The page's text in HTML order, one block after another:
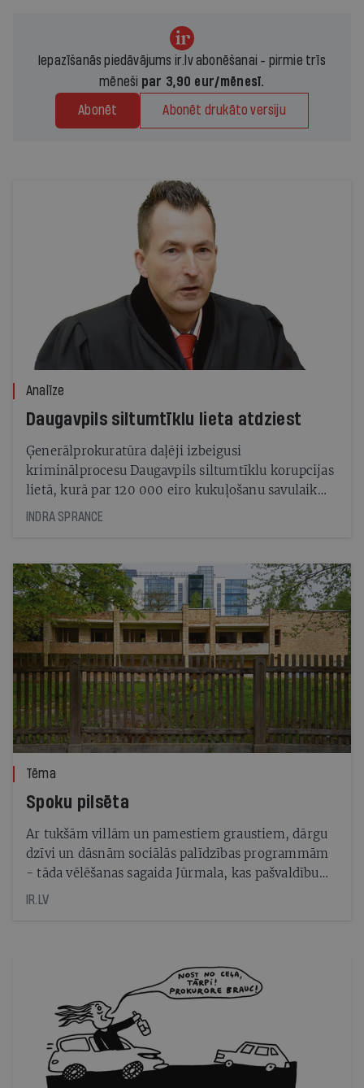
Iepazīšanās piedāvājums ir.lv abonēšanai - pirmie trīs
mēneši par 3,90 eur/mēnesī.
Abonēt Abonēt drukāto versiju
Analīze
Daugavpils siltumtīklu lieta atdziest
Ģenerālprokuratūra daļēji izbeigusi
kriminālprocesu Daugavpils siltumtīklu korupcijas
lietā, kurā par 120 000 eiro kukuļošanu savulaik
aizturēja ietekmīgus uzņēmējus un amatpersonas
INDRA SPRANCE
Tēma
Spoku pilsēta
Ar tukšām villām un pamestiem graustiem, dārgu
dzīvi un dāsnām sociālās palīdzības programmām
- tāda vēlēšanas sagaida Jūrmala, kas pašvaldību
vidū izceļas ar skaļiem skandāliem un diviem par
nekavē viņu atkal pretendēt uz domes vadību
IR.LV